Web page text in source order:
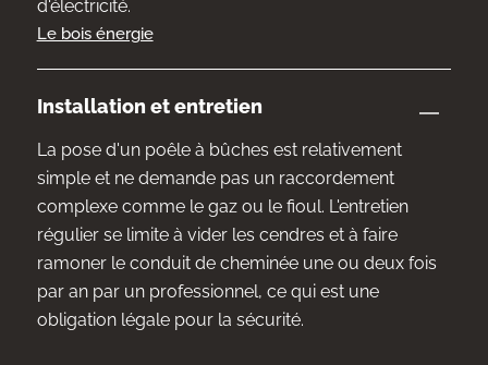
d'électricité.
Le bois énergie
Installation et entretien
La pose d'un poêle à bûches est relativement
simple et ne demande pas un raccordement
complexe comme le gaz ou le fioul. L'entretien
régulier se limite à vider les cendres et à faire
ramoner le conduit de cheminée une ou deux fois
par an par un professionnel, ce qui est une
obligation légale pour la sécurité.